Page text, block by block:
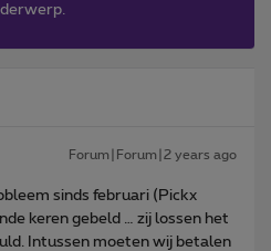
Forum|Forum|2 years ago
sinds februari (Pickx
keren gebeld … zij lossen het
Intussen moeten wij betalen